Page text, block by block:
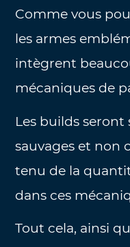
Comme vous
les armes
intègrent
mécaniques de
Les builds
sauvages et non
tenu de la
dans ces
Tout cela, ainsi